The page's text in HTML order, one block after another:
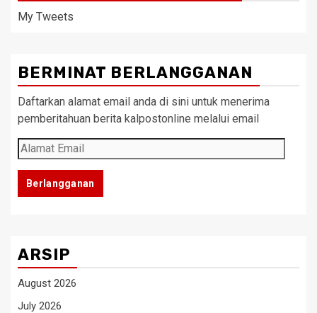
My Tweets
BERMINAT BERLANGGANAN
Daftarkan alamat email anda di sini untuk menerima
pemberitahuan berita kalpostonline melalui email
Alamat
Email
Berlangganan
ARSIP
August 2026
July 2026